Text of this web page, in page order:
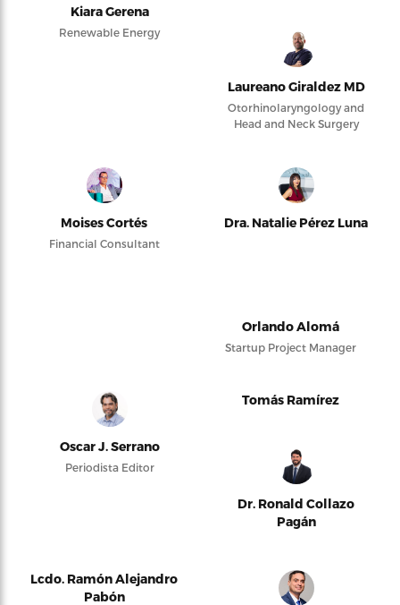
Kiara Gerena
Renewable Energy
Laureano Giraldez MD
Otorhinolaryngology and
Head and Neck Surgery
Moises Cortés
Financial Consultant
Dra. Natalie Pérez Luna
Orlando Alomá
Startup Project Manager
Oscar J. Serrano
Periodista Editor
Tomás Ramírez
Dr. Ronald Collazo
Pagán
Lcdo. Ramón Alejandro
Pabón